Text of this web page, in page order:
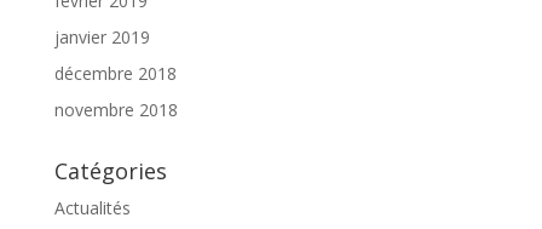
janvier 2019
décembre 2018
novembre 2018
Catégories
Actualités